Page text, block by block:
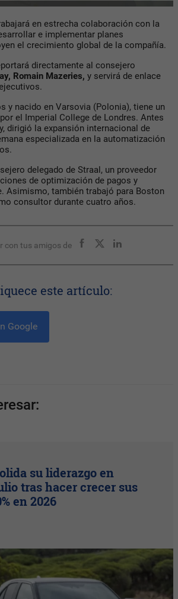
en estrecha colaboración con la
e implementar planes
el crecimiento global de la compañía.
directamente al consejero
Romain Mazeries, y servirá de enlace
y nacido en Varsovia (Polonia), tiene un
el Imperial College de Londres. Antes
dirigió la expansión internacional de
especializada en la automatización
delegado de Straal, un proveedor
de optimización de pagos y
Asimismo, también trabajó para Boston
consultor durante cuatro años.
con tus amigos de
este artículo:
Google
su liderazgo en
tras hacer crecer sus
en 2026